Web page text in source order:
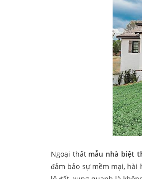
Ngoại thất mẫu nhà biệt
đảm bảo sự mềm mại, hài